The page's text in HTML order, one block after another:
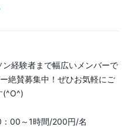
経験者まで幅広いメンバーで
絶賛募集中！ぜひお気軽にご
(^O^)
00～1時間/200円/名